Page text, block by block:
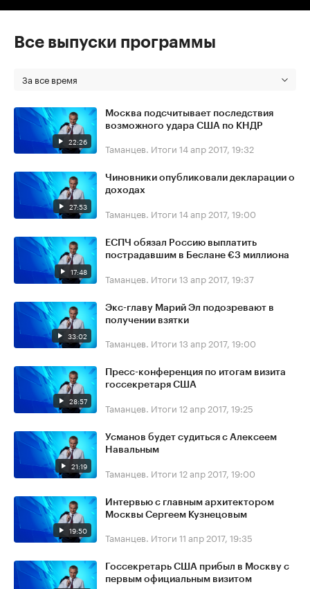
Все выпуски программы
За все время
22:26
Москва подсчитывает последствия
возможного удара США по КНДР
Таманцев. Итоги 14 апр 2017, 19:32
27:53
Чиновники опубликовали декларации о
доходах
Таманцев. Итоги 14 апр 2017, 19:00
17:48
ЕСПЧ обязал Россию выплатить
пострадавшим в Беслане €3 миллиона
Таманцев. Итоги 13 апр 2017, 19:37
33:02
Экс-главу Марий Эл подозревают в
получении взятки
Таманцев. Итоги 13 апр 2017, 19:00
28:57
Пресс-конференция по итогам визита
госсекретаря США
Таманцев. Итоги 12 апр 2017, 19:25
21:19
Усманов будет судиться с Алексеем
Навальным
Таманцев. Итоги 12 апр 2017, 19:00
19:50
Интервью с главным архитектором
Москвы Сергеем Кузнецовым
Таманцев. Итоги 11 апр 2017, 19:35
Госсекретарь США прибыл в Москву с
первым официальным визитом